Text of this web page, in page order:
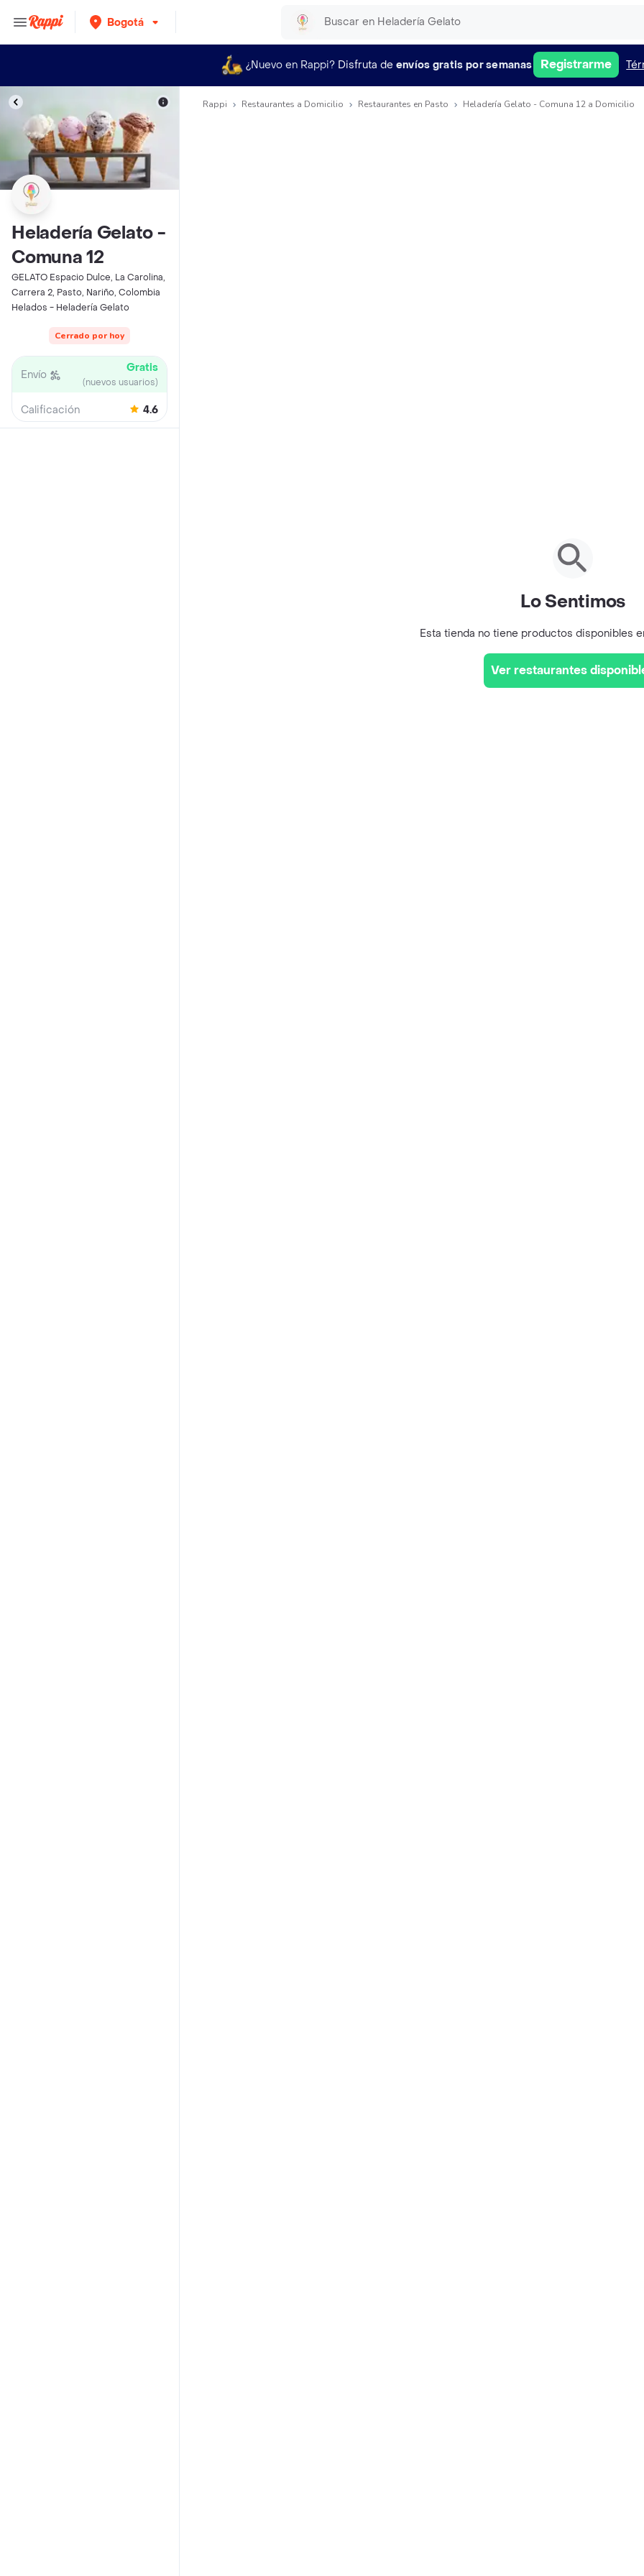
Bogotá
¿Nuevo en Rappi? Disfruta de envíos gratis por semanas Registrarme
Heladería Gelato -
Comuna 12
GELATO Espacio Dulce, La Carolina,
Carrera 2, Pasto, Nariño, Colombia
Helados - Heladería Gelato
Cerrado por hoy
Envío Gratis
(nuevos usuarios)
Calificación 4.6
Rappi Restaurantes a Domicilio Restaurantes en Pasto Heladería Gelato - Comuna 12 a Domicilio
Lo Sentimos
Esta tienda no tiene productos disponibles
Ver restaurantes